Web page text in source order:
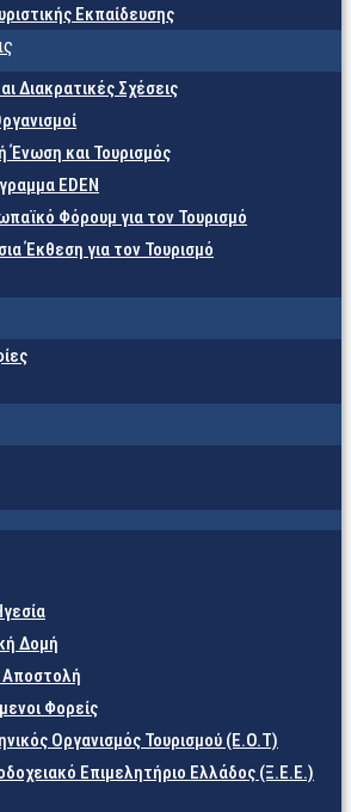
Εκπαίδευσης
Διακρατικές Σχέσεις
Ένωση και Τουρισμός
EDEN
Φόρουμ για τον Τουρισμό
Έκθεση για τον Τουρισμό
Δομή
Αποστολή
Φορείς
Οργανισμός Τουρισμού (Ε.Ο.Τ)
Επιμελητήριο Ελλάδος (Ξ.Ε.Ε.)